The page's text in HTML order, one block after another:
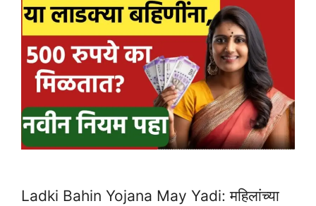
Ladki Bahin Yojana May Yadi: महिलांच्या